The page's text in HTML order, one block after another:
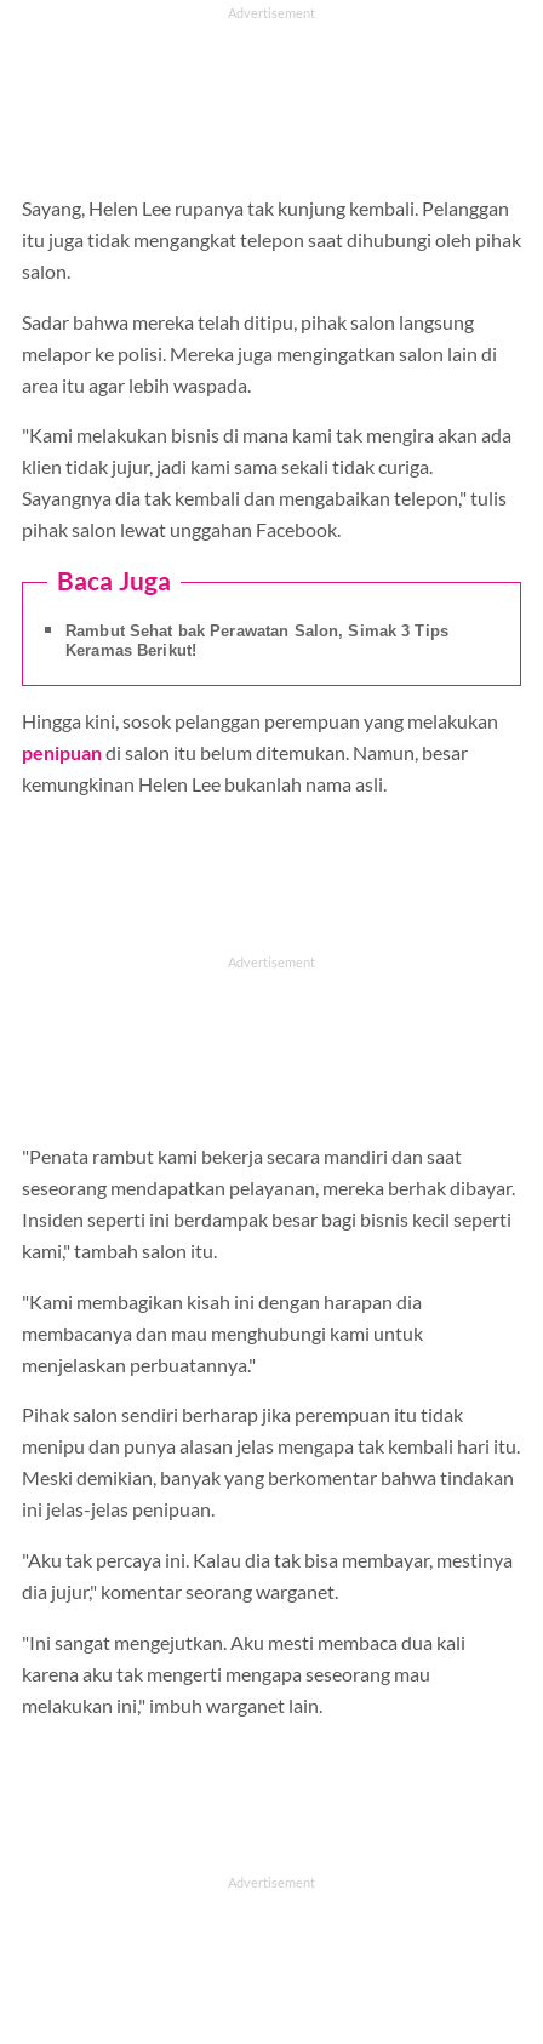
Sayang, Helen Lee rupanya tak kunjung kembali. Pelanggan
itu juga tidak mengangkat telepon saat dihubungi oleh pihak
salon.
Sadar bahwa mereka telah ditipu, pihak salon langsung
melapor ke polisi. Mereka juga mengingatkan salon lain di
area itu agar lebih waspada.
"Kami melakukan bisnis di mana kami tak mengira akan ada
klien tidak jujur, jadi kami sama sekali tidak curiga.
Sayangnya dia tak kembali dan mengabaikan telepon," tulis
pihak salon lewat unggahan Facebook.
Baca Juga
Rambut Sehat bak Perawatan Salon, Simak 3 Tips
Keramas Berikut!
Hingga kini, sosok pelanggan perempuan yang melakukan
penipuandi salon itu belum ditemukan. Namun, besar
kemungkinan Helen Lee bukanlah nama asli.
"Penata rambut kami bekerja secara mandiri dan saat
seseorang mendapatkan pelayanan, mereka berhak dibayar.
Insiden seperti ini berdampak besar bagi bisnis kecil seperti
kami," tambah salon itu.
"Kami membagikan kisah ini dengan harapan dia
membacanya dan mau menghubungi kami untuk
menjelaskan perbuatannya."
Pihak salon sendiri berharap jika perempuan itu tidak
menipu dan punya alasan jelas mengapa tak kembali hari itu.
Meski demikian, banyak yang berkomentar bahwa tindakan
ini jelas-jelas penipuan.
"Aku tak percaya ini. Kalau dia tak bisa membayar, mestinya
dia jujur," komentar seorang warganet.
"Ini sangat mengejutkan. Aku mesti membaca dua kali
karena aku tak mengerti mengapa seseorang mau
melakukan ini," imbuh warganet lain.